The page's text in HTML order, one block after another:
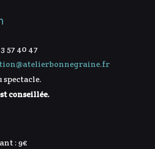
57 40 47
spectacle.
conseillée.
: 9€